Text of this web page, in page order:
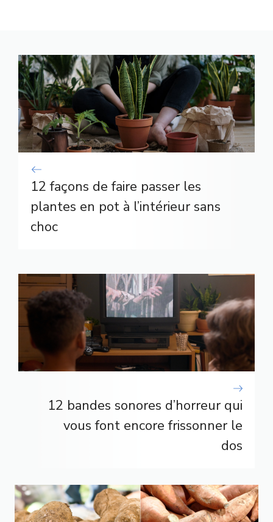
12 façons de faire passer les
plantes en pot à l’intérieur sans
choc
12 bandes sonores d’horreur qui
vous font encore frissonner le
dos